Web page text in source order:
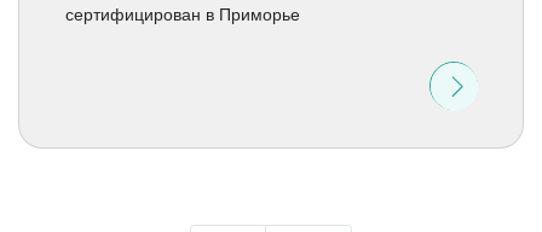
сертифицирован в Приморье